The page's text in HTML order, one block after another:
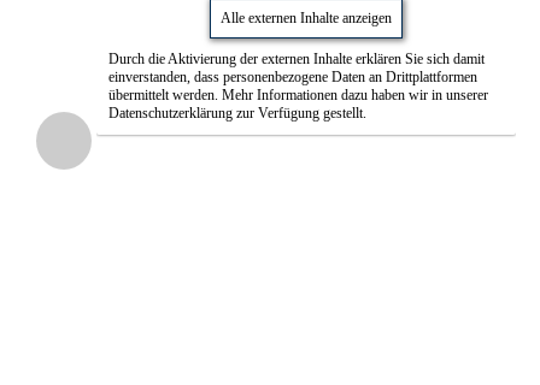
Alle externen Inhalte anzeigen
Durch die Aktivierung der externen Inhalte erklären Sie sich damit
einverstanden, dass personenbezogene Daten an Drittplattformen
übermittelt werden. Mehr Informationen dazu haben wir in unserer
Datenschutzerklärung zur Verfügung gestellt.